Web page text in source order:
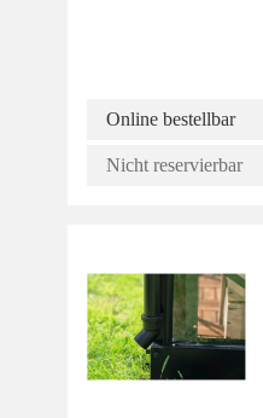
Online bestellbar
Nicht reservierbar